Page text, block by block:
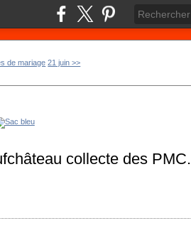
de mariage 21 juin >>
collecte des PMC.